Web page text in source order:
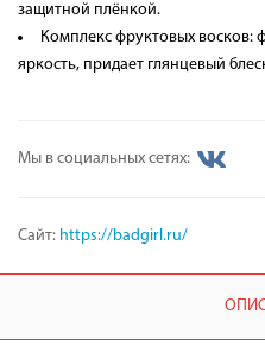
защитной плёнкой.
Комплекс фруктовых восков:
яркость, придает глянцевый
Мы в социальных сетях:
Сайт: https://badgirl.ru/